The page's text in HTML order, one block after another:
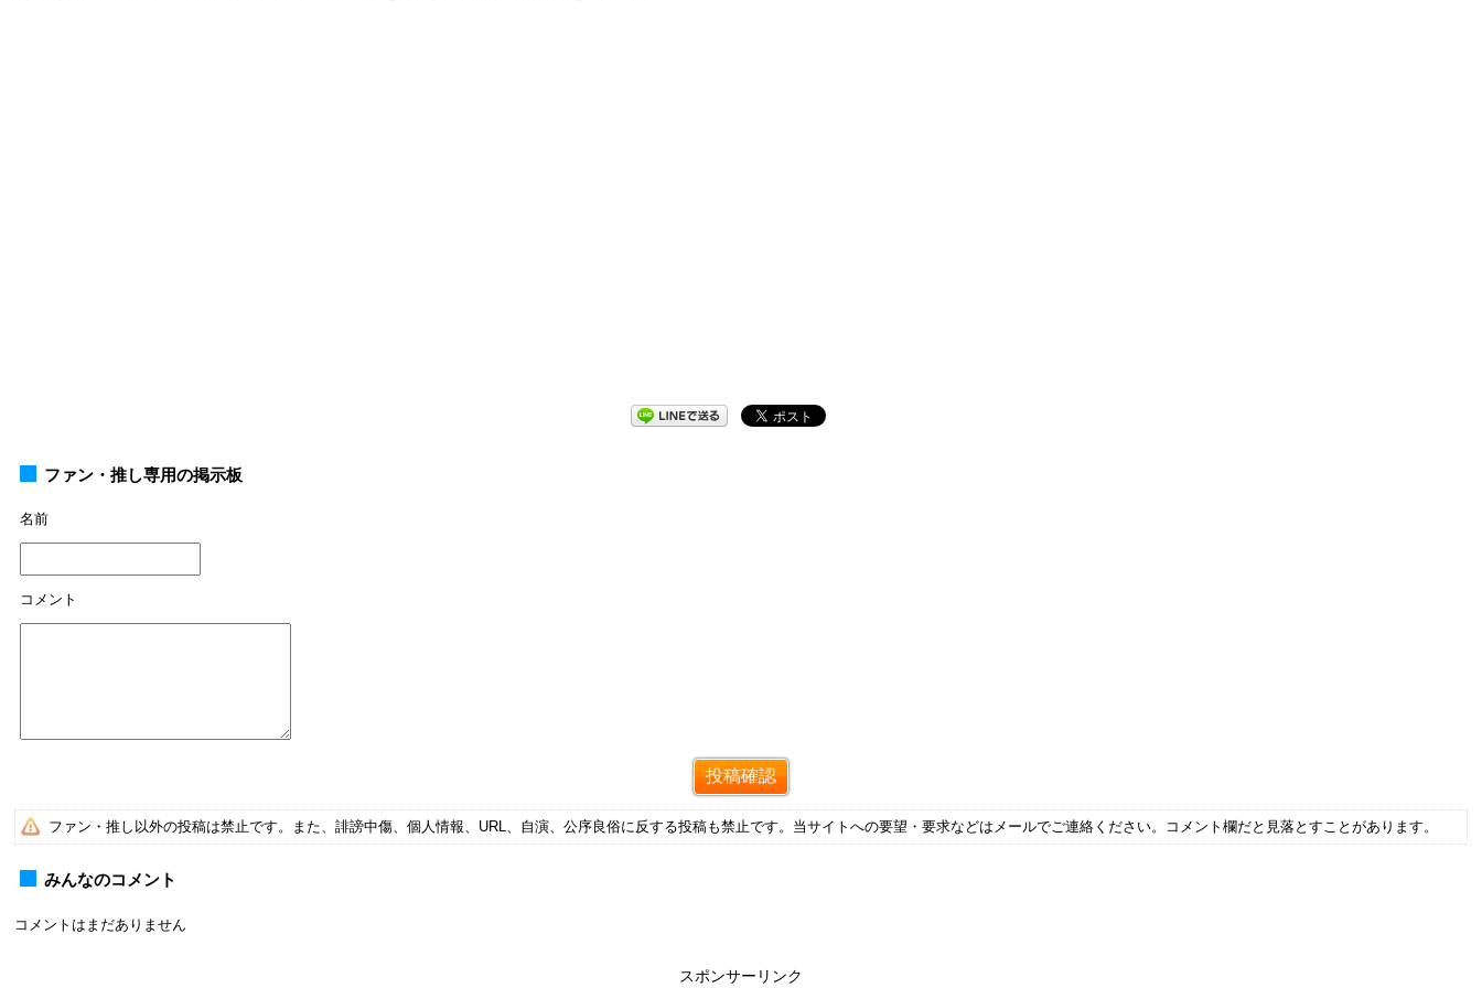
ファン・推し専用の掲示板
名前
コメント
ファン・推し以外の投稿は禁止です。また、誹謗中傷、個人情報、URL、自演、公序良俗に反する投稿も禁止です。当サイトへの要望・要求などはメールでご連絡ください。コメント欄だと見落とすことがあります。
みんなのコメント
コメントはまだありません
スポンサーリンク